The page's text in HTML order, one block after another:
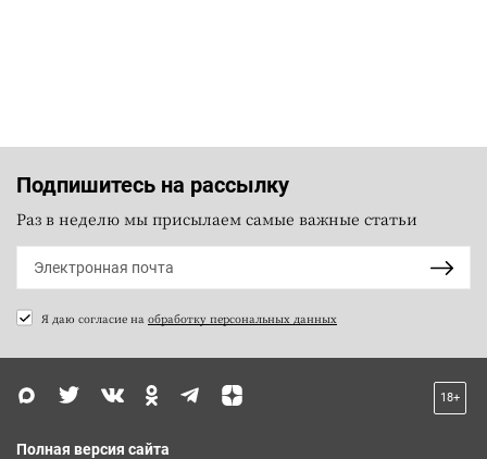
Подпишитесь на рассылку
Раз в неделю мы присылаем самые важные статьи
Я даю согласие на обработку персональных данных
18+
Полная версия сайта